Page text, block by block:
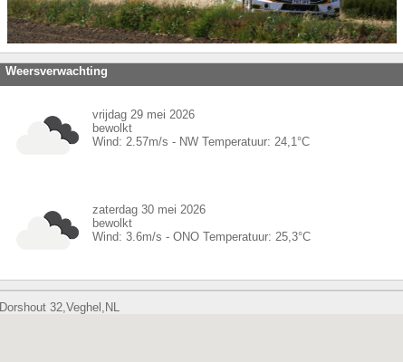
Weersverwachting
vrijdag 29 mei 2026
bewolkt
Wind: 2.57m/s - NW Temperatuur: 24,1 °C
zaterdag 30 mei 2026
bewolkt
Wind: 3.6m/s - ONO Temperatuur: 25,3°C
Dorshout 32,Veghel,NL